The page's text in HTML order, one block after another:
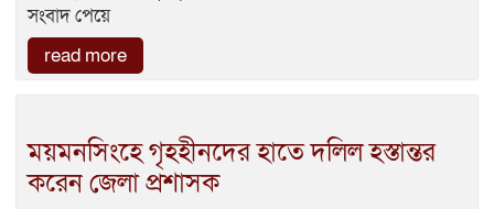
সংবাদ পেয়ে
read more
ময়মনসিংহে গৃহহীনদের হাতে দলিল হস্তান্তর
করেন জেলা প্রশাসক